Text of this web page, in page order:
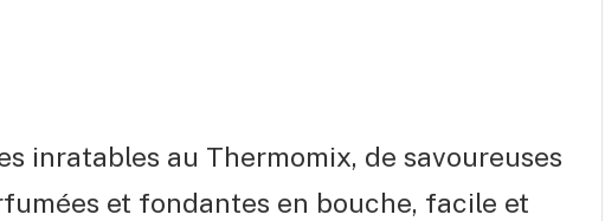
inratables au Thermomix, de savoureuses
et fondantes en bouche, facile et